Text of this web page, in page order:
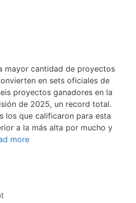
mayor cantidad de proyectos
en sets oficiales de
proyectos ganadores en la
de 2025, un record total.
los que calificaron para esta
a la más alta por mucho y
more